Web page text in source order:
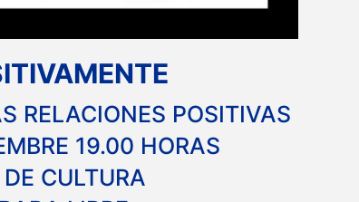
RELACIONES POSITIVAS
19.00 HORAS
CULTURA